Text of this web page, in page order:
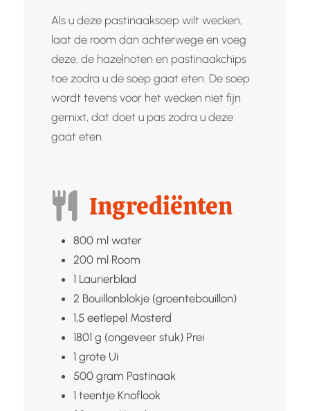
Als u deze pastinaaksoep wilt wecken,
laat de room dan achterwege en voeg
deze, de hazelnoten en pastinaakchips
toe zodra u de soep gaat eten. De soep
wordt tevens voor het wecken niet fijn
gemixt, dat doet u pas zodra u deze
gaat eten.
Ingrediënten
800 ml water
200 ml Room
1 Laurierblad
2 Bouillonblokje (groentebouillon)
1,5 eetlepel Mosterd
1801 g (ongeveer stuk) Prei
1 grote Ui
500 gram Pastinaak
1 teentje Knoflook